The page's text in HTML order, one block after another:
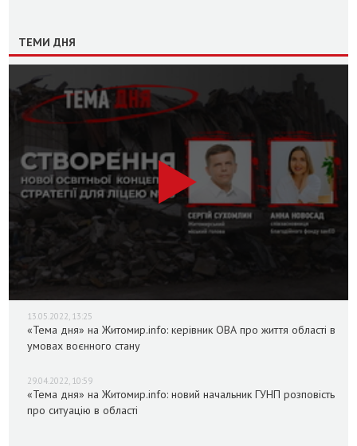
ТЕМИ ДНЯ
13.05.2022, 13:25
«Тема дня» на Житомир.info: керівник ОВА про життя області в
умовах воєнного стану
29.04.2022, 10:59
«Тема дня» на Житомир.info: новий начальник ГУНП розповість
про ситуацію в області